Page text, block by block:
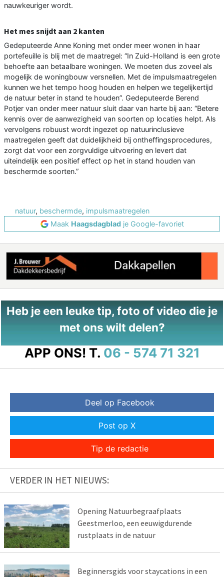
nauwkeuriger wordt.
Het mes snijdt aan 2 kanten
Gedeputeerde Anne Koning met onder meer wonen in haar
portefeuille is blij met de maatregel: “In Zuid-Holland is een grote
behoefte aan betaalbare woningen. We moeten dus zoveel als
mogelijk de woningbouw versnellen. Met de impulsmaatregelen
kunnen we het tempo hoog houden en helpen we tegelijkertijd
de natuur beter in stand te houden”. Gedeputeerde Berend
Potjer van onder meer natuur sluit daar van harte bij aan: “Betere
kennis over de aanwezigheid van soorten op locaties helpt. Als
vervolgens robuust wordt ingezet op natuurinclusieve
maatregelen geeft dat duidelijkheid bij ontheffingsprocedures,
zorgt dat voor een zorgvuldige uitvoering en levert dat
uiteindelijk een positief effect op het in stand houden van
beschermde soorten.”
natuur, beschermde, impulsmaatregelen
Maak Haagsdagbladje Google-favoriet
Heb je een leuke tip, foto of video die je
met ons wilt delen?
APP ONS! T. 06 - 574 71 321
Deel op Facebook
Post op X
Tip de redactie
VERDER IN HET NIEUWS:
Opening Natuurbegraafplaats
Geestmerloo, een eeuwigdurende
rustplaats in de natuur
Beginnersgids voor staycations in een